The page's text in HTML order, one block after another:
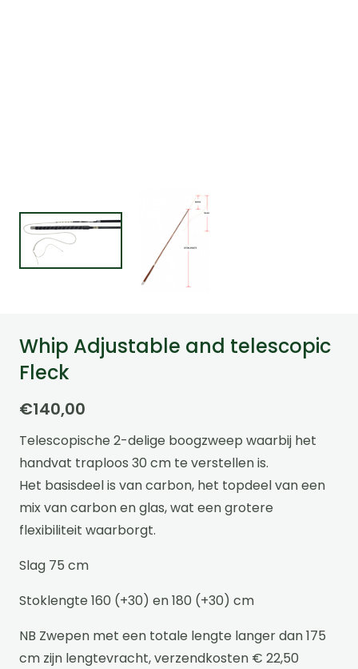
Whip Adjustable and telescopic
Fleck
€140,00
Telescopische 2-delige boogzweep waarbij het
handvat traploos 30 cm te verstellen is.
Het basisdeel is van carbon, het topdeel van een
mix van carbon en glas, wat een grotere
flexibiliteit waarborgt.
Slag 75 cm
Stoklengte 160 (+30) en 180 (+30) cm
NB Zwepen met een totale lengte langer dan 175
cm zijn lengtevracht, verzendkosten € 22,50